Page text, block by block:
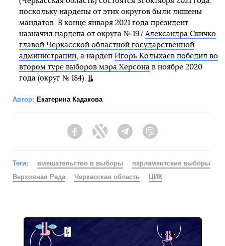
поскольку нардепы от этих округов были лишены
мандатов. В конце января 2021 года президент
назначил нардепа от округа № 197Александра Скичко
главой Черкасской областной государственной
администрации, а нардеп Игорь Колыхаев победил во
втором туре выборов мэра Херсонав ноябре 2020
года (округ № 184).
Автор: Екатерина Кадакова
FacebookTwitter Telegram
Теги: вмешательство в выборы
парламентские выборы
Верховная Рада
Черкасская область ЦИК